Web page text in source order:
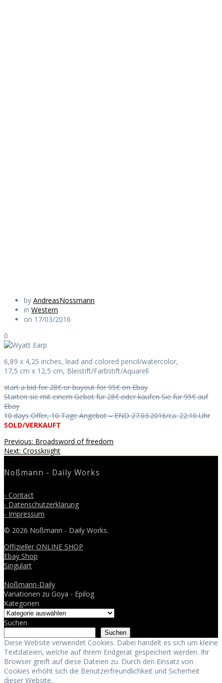
by AndreasNossmann
in Western
on 17/03/2016
0
6,89 x 4,25 inches, lead and colored pencil/watercolor,
17,5 cm x 12,5 cm, Bleistift/Farbstift/Aquarell
start a bid for 28€ or buyout for 95€ on Ebay
Starten sie mit einem Gebot für 28€ oder kaufen Sie für 95€ auf
Ebay
10 days Offer, 10 Tage Angebot – END 27.03.2016/ca. 22:10 Uhr
SOLD/VERKAUFT
Beitragsnavigation
Previous: Previous
post:
Broadsword of freedom
Next: Next
Crossknight
Noßmann - Daily Works
- Contact
- Datenschutzerklärung
- Impressum
© 2026 Noßmann - Daily Works.
Offizieller ONLINE SHOP
Ebay Shop
Singulart
Noßmann-Daily
Variationen zu Goya - Epilog
Kategorien
Suchen
Suchen
Diese Website verwendet Cookies. Dabei handelt es sich um kleine
Textdateien, welche auf Ihrem Endgerät gespeichert werden. Ihr
Browser greift auf diese Dateien zu. Durch den Einsatz von
Cookies erhöht sich die Benutzerfreundlichkeit und Sicherheit
dieser Website.